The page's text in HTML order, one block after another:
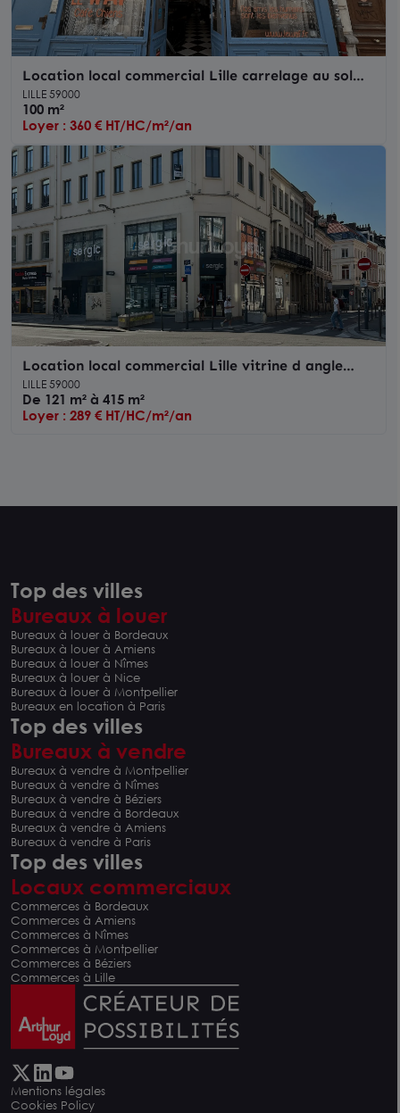
Location local commercial Lille carrelage au sol
dans le Vieux Lille
LILLE 59000
100 m²
Loyer : 360 € HT/HC/m²/an
Location local commercial Lille vitrine d angle
visibilité exceptionnelle
LILLE 59000
De 121 m² à 415 m²
Loyer : 289 € HT/HC/m²/an
Top des villes
Bureaux à louer
Bureaux à louer à Bordeaux
Bureaux à louer à Amiens
Bureaux à louer à Nîmes
Bureaux à louer à Nice
Bureaux à louer à Montpellier
Bureaux en location à Paris
Top des villes
Bureaux à vendre
Bureaux à vendre à Montpellier
Bureaux à vendre à Nîmes
Bureaux à vendre à Béziers
Bureaux à vendre à Bordeaux
Bureaux à vendre à Amiens
Bureaux à vendre à Paris
Top des villes
Locaux commerciaux
Commerces à Bordeaux
Commerces à Amiens
Commerces à Nîmes
Commerces à Montpellier
Commerces à Béziers
Commerces à Lille
Mentions légales
Cookies Policy